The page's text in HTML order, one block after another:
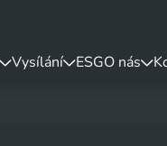
Vysílání ESGO nás